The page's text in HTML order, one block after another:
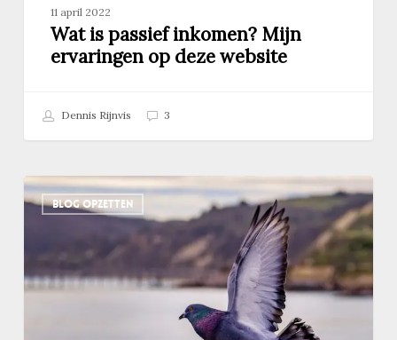
11 april 2022
Wat is passief inkomen? Mijn
ervaringen op deze website
Dennis Rijnvis 3
BLOG OPZETTEN
Een
domeinnaam
vergeten
de